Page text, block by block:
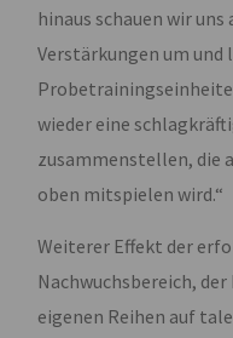
hinaus schauen wir
Verstärkungen um und
wieder eine
zusammenstellen, die
oben mitspielen wird.“
Weiterer Effekt der
Nachwuchsbereich, der
eigenen Reihen auf